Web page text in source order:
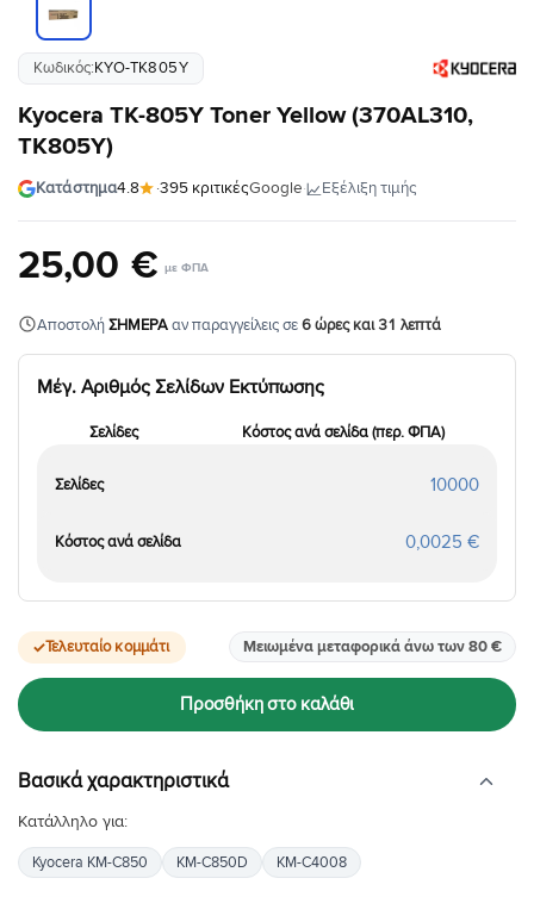
Κωδικός:KYO-TK805Y
Kyocera TK-805Y Toner Yellow (370AL310,
TK805Y)
Κατάστημα4.8 ·395 κριτικέςGoogle· Εξέλιξη τιμής
25,00 €
ΑποστολήΣΗΜΕΡΑαν παραγγείλεις σε6ώρεςκαι31 λεπτά
Μέγ. Αριθμός Σελίδων Εκτύπωσης
Σελίδες Κόστος ανά σελίδα (περ. ΦΠΑ)
10000
0,0025 €
Τελευταίο κομμάτι Μειωμένα μεταφορικά άνω των 80 €
Προσθήκη στο καλάθι
Βασικά χαρακτηριστικά
Κατάλληλο για:
Kyocera KM-C850 KM-C850D KM-C4008